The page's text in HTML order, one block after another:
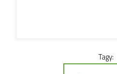
Tagy: